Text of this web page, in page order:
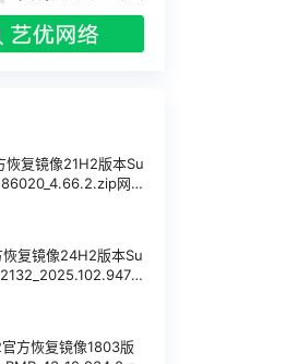
复镜像21H2版本Su
网盘
复镜像24H2版本Su
方恢复镜像1803版